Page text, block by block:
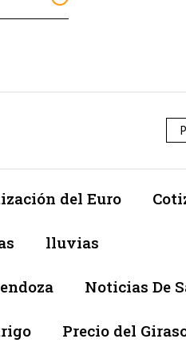
del Euro
lluvias
Noticias De
Precio del